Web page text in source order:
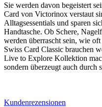
Sie werden davon begeistert
Card von Victorinox verstaut
Alltagsessentials und sparen
Handtasche. Ob Schere,
werden überrascht sein, wie
Swiss Card Classic brauchen
Live to Explore Kollektion
sondern überzeugt auch durch
Kundenrezensionen